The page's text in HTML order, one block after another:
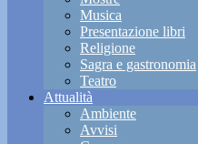
Musica
Presentazione libri
Religione
Sagra e gastronomia
Teatro
Attualità
Ambiente
Avvisi